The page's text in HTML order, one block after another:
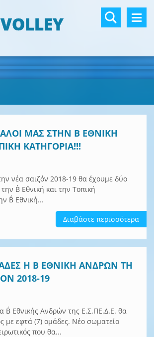
ΜΑΣ ΣΤΗΝ Β ΕΘΝΙΚΗ
ΚΑΤΗΓΟΡΙΑ!!!
νέα σαιζόν 2018-19 θα έχουμε δύο
Β΄ Εθνική και την Τοπική
Β΄ Εθνική...
Διαβάστε περισσότερα
Η Β ΕΘΝΙΚΗ ΑΝΔΡΩΝ ΤΗ
2018-19
Εθνικής Ανδρών της Ε.Σ.ΠΕ.Δ.Ε. θα
με εφτά (7) ομάδες. Νέο σωματείο
που θα...